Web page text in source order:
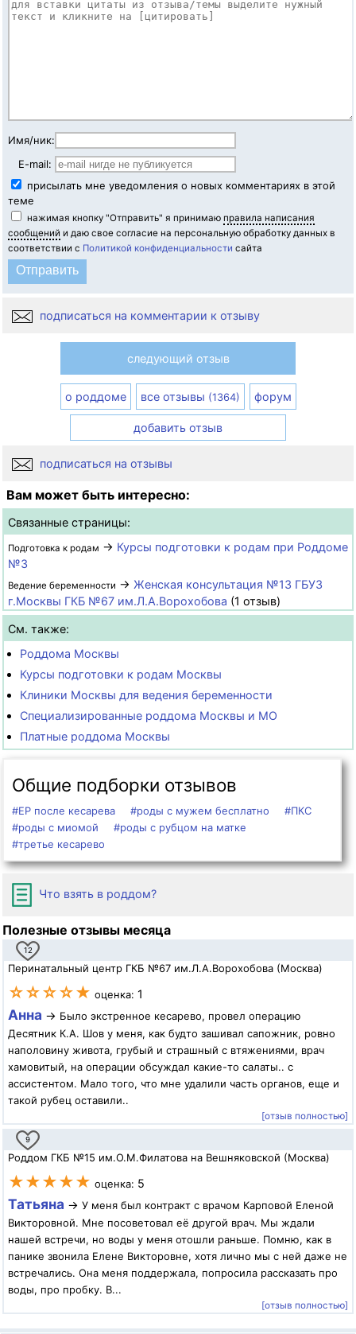
Имя/ник:
E-mail:
присылать мне уведомления о новых комментариях в этой
теме
нажимая кнопку "Отправить" я принимаю правила написания
сообщений и даю свое согласие на персональную обработку данных в
соответствии с Политикой конфиденциальности сайта
подписаться на комментарии к отзыву
следующий отзыв
о роддоме все отзывы (1364) форум
добавить отзыв
подписаться на отзывы
Вам может быть интересно:
Связанные страницы:
Подготовка к родам → Курсы подготовки к родам при Роддоме
№3
Ведение беременности → Женская консультация №13 ГБУЗ
г.Москвы ГКБ №67 им.Л.А.Ворохобова (1 отзыв)
См. также:
Роддома Москвы
Курсы подготовки к родам Москвы
Клиники Москвы для ведения беременности
Специализированные роддома Москвы и МО
Платные роддома Москвы
Общие подборки отзывов
#ЕР после кесарева #роды с мужем бесплатно
#ПКС
#роды с миомой
#роды с рубцом на матке
#третье кесарево
Что взять в роддом?
Полезные отзывы месяца
12
Перинатальный центр ГКБ №67 им.Л.А.Ворохобова (Москва)
☆☆☆☆★ оценка: 1
Анна → Было экстренное кесарево, провел операцию
Десятник К.А. Шов у меня, как будто зашивал сапожник, ровно
наполовину живота, грубый и страшный с втяжениями, врач
хамовитый, на операции обсуждал какие-то салаты.. с
ассистентом. Мало того, что мне удалили часть органов, еще и
такой рубец оставили..
[отзыв полностью]
9
Роддом ГКБ №15 им.О.М.Филатова на Вешняковской (Москва)
★★★★★ оценка: 5
Татьяна → У меня был контракт с врачом Карповой Еленой
Викторовной. Мне посоветовал её другой врач. Мы ждали
нашей встречи, но воды у меня отошли раньше. Помню, как в
панике звонила Елене Викторовне, хотя лично мы с ней даже не
встречались. Она меня поддержала, попросила рассказать про
воды, про пробку. В...
[отзыв полностью]